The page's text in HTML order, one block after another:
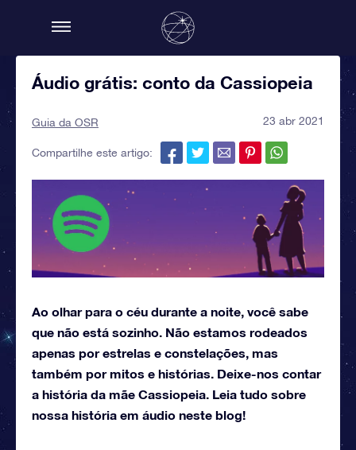
Áudio grátis: conto da Cassiopeia
Guia da OSR 23 abr 2021
Compartilhe este artigo:
Ao olhar para o céu durante a noite, você sabe
que não está sozinho. Não estamos rodeados
apenas por estrelas e constelações, mas
também por mitos e histórias. Deixe-nos contar
a história da mãe Cassiopeia. Leia tudo sobre
nossa história em áudio neste blog!